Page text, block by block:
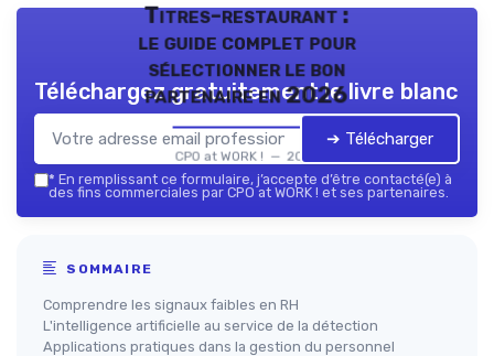
Titres-restaurant :
le guide complet pour
sélectionner le bon
partenaire en 2026
CPO at WORK ! — 2026
Téléchargez gratuitement le livre blanc
➔ Télécharger
* En remplissant ce formulaire, j’accepte d’être contacté(e) à
des fins commerciales par CPO at WORK ! et ses partenaires.
SOMMAIRE
Comprendre les signaux faibles en RH
L'intelligence artificielle au service de la détection
Applications pratiques dans la gestion du personnel